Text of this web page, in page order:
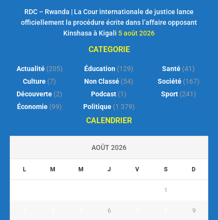
RDC – Rwanda | La Cour internationale de justice lance
officiellement la procédure écrite dans l’affaire opposant
Kinshasa à Kigali 5 août 2026
CATEGORIE
Actualité(205)
Culture (7)
Découverte (2)
Économie (99)
Éducation (129)
Non Classé (54)
Podcast (1)
Politique(1 379)
Santé (41)
Société(167)
Sport(241)
CALENDRIER
AOÛT 2026
L M M J V S D
1
6 9